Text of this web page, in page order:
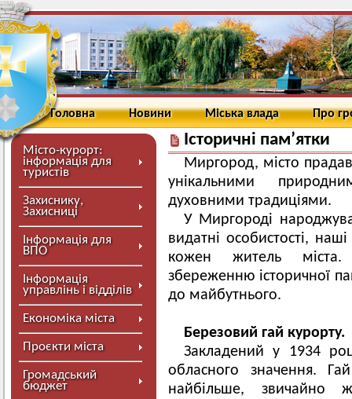
Головна Новини Міська влада Про
Місто-курорт:
інформація для
туристів
Захиснику,
Захисниці
Інформація для
ВПО
Інформація
управлінь і відділів
Економіка міста
Проєкти міста
Громадський
бюджет
Історичні пам’ятки
Миргород, місто
унікальними
духовними традиціями.
У Миргороді
видатні особистості,
кожен житель міста.
збереженню історичної
до майбутнього.
Березовий гай курорту.
Закладений у 1934
обласного значення.
найбільше,